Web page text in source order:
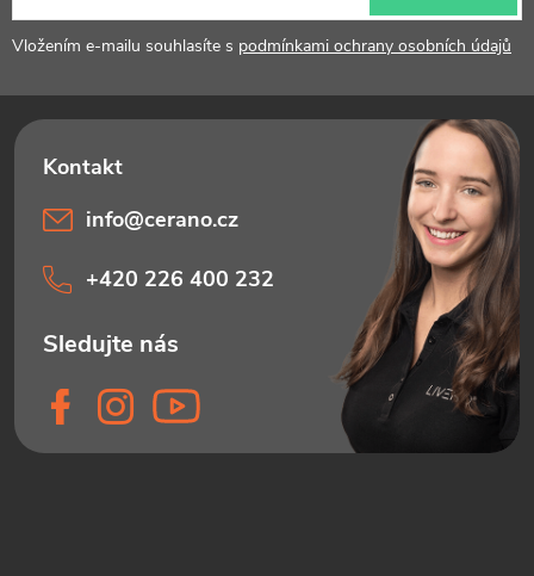
Vložením e-mailu souhlasíte s podmínkami ochrany osobních údajů
info@cerano.cz
+420 226 400 232